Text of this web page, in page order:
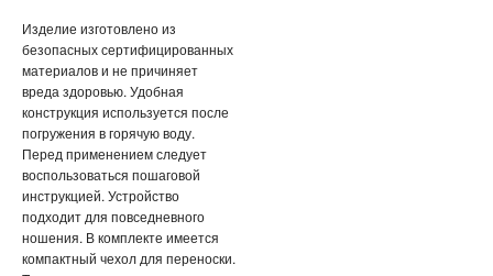
Изделие изготовлено из
безопасных сертифицированных
материалов и не причиняет
вреда здоровью. Удобная
конструкция используется после
погружения в горячую воду.
Перед применением следует
воспользоваться пошаговой
инструкцией. Устройство
подходит для повседневного
ношения. В комплекте имеется
компактный чехол для переноски.